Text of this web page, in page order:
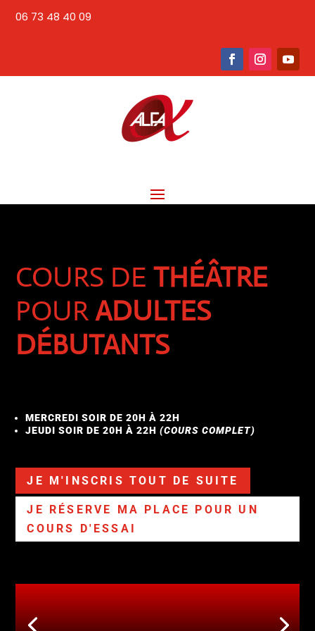
06 73 48 40 09
COURS DETHÉÂTRE
POURADULTES
DÉBUTANTS
MERCREDI SOIR DE 20H À 22H
JEUDI SOIR DE 20H À 22H(COURS COMPLET)
JE M'INSCRIS TOUT DE SUITE
JE RÉSERVE MA PLACE POUR UN
COURS D'ESSAI